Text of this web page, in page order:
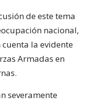
de este tema
nacional,
la evidente
Armadas en
severamente